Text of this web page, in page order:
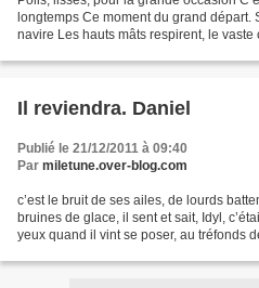
longtemps Ce moment du grand départ.
navire Les hauts mâts respirent, le
Il reviendra. Daniel
Publié le 21/12/2011 à 09:40
Par miletune.over-blog.com
c’est le bruit de ses ailes, de lourds
bruines de glace, il sent et sait, Idyl,
yeux quand il vint se poser, au tréfonds